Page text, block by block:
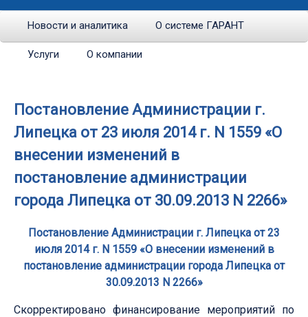
Новости и аналитика О системе ГАРАНТ
Услуги О компании
Постановление Администрации г.
Липецка от 23 июля 2014 г. N 1559 «О
внесении изменений в
постановление администрации
города Липецка от 30.09.2013 N 2266»
Постановление Администрации г. Липецка от 23
июля 2014 г. N 1559 «О внесении изменений в
постановление администрации города Липецка от
30.09.2013 N 2266»
Скорректировано финансирование мероприятий по